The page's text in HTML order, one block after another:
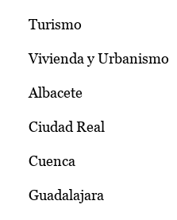
Turismo
Vivienda y Urbanismo
Albacete
Ciudad Real
Cuenca
Guadalajara